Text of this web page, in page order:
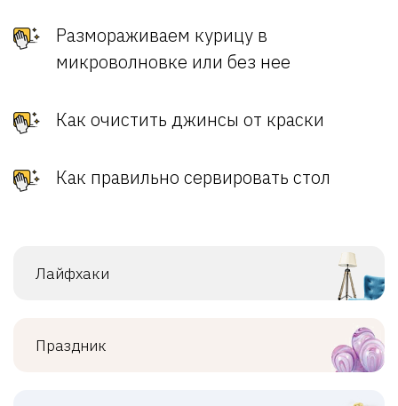
Размораживаем курицу в
микроволновке или без нее
Как очистить джинсы от краски
Как правильно сервировать стол
Лайфхаки
Праздник